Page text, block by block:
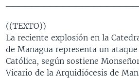
FORO [RADIO]
DEPORTIVO INTERNACIONAL
NOTA ECONÓMICA
Idiomas
((TEXTO))
La reciente explosión en la
de Managua representa un
Católica, según sostiene
Vicario de la Arquidiócesis de